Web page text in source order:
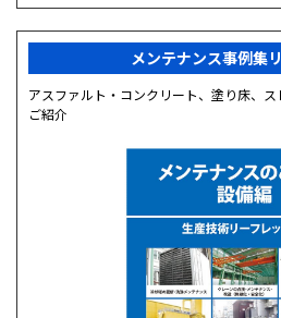
メンテナンス事例集
アスファルト・コンクリート、塗り床、
ご紹介